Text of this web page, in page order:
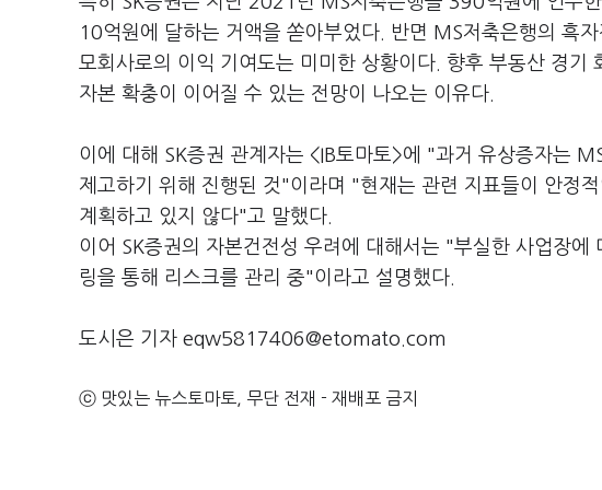
10억원에 달하는 거액을 쏟아부었다. 반면 MS저축은행의 흑
모회사로의 이익 기여도는 미미한 상황이다. 향후 부동산 경기
자본 확충이 이어질 수 있는 전망이 나오는 이유다.
이에 대해 SK증권 관계자는 <IB토마토>에 "과거 유상증자는
제고하기 위해 진행된 것"이라며 "현재는 관련 지표들이 안정
계획하고 있지 않다"고 말했다.
이어 SK증권의 자본건전성 우려에 대해서는 "부실한 사업장
링을 통해 리스크를 관리 중"이라고 설명했다.
도시은 기자 eqw5817406@etomato.com
ⓒ 맛있는 뉴스토마토, 무단 전재 - 재배포 금지